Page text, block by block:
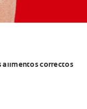
alimentos correctos